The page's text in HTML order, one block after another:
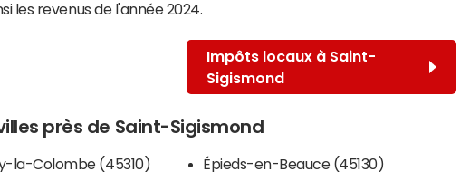
les revenus de l'année 2024.
Impôts locaux à Saint-
Sigismond
près de Saint-Sigismond
la-Colombe (45310)
Épieds-en-Beauce (45130)